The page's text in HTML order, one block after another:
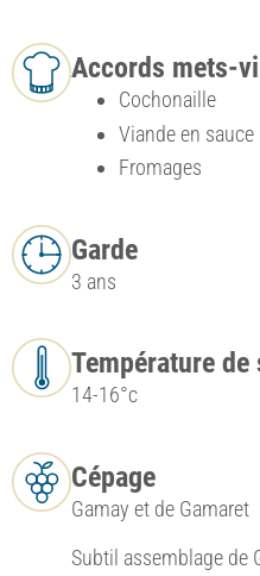
Accords mets-
Cochonaille
Viande en sauce
Fromages
Garde
3 ans
Température de
14-16°c
Cépage
Gamay et de Gamaret
Subtil assemblage de